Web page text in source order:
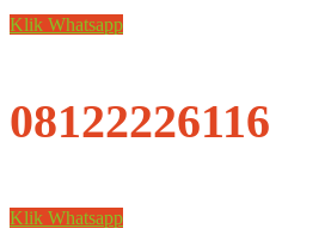
Klik Whatsapp
08122226116
Klik Whatsapp